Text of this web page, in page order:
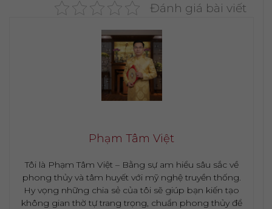
Đánh giá bài viết
Phạm Tâm Việt
Tôi là Phạm Tâm Việt – Bằng sự am hiểu sâu sắc về
phong thủy và tâm huyết với mỹ nghệ truyền thống.
Hy vọng những chia sẻ của tôi sẽ giúp bạn kiến tạo
không gian thờ tự trang trọng, chuẩn phong thủy để